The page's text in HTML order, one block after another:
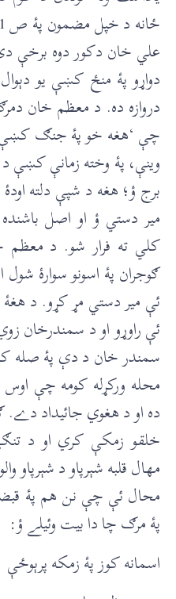
علي خان دکور دوه برخې دي؛
دواړو پۀ منځ کښې يو
دروازه ده. د معظم خان
چې ‘هغه خو پۀ جنګ کښې
وينې، پۀ وخته زمانې کښې
برج ؤ؛ هغه د شپې دلته
مير دستي ؤ او اصل
ګوجران پۀ اسونو سوارۀ شول
ئې مير دستي مړ کړو. د هغۀ
ئې راوړو او د سمندرخان
سمندر خان د دې پۀ صله
محله ورکړله کومه چې
ده او د هغوي جائيداد دے.
خلقو زمکې کري او د
مهال قلبه شېرپاو د شېرپاو
محال ئې چې نن هم پۀ
پۀ مرګ چا دا بيت وئيلے ؤ:
اسمانه کوز پۀ زمکه پرېوځې